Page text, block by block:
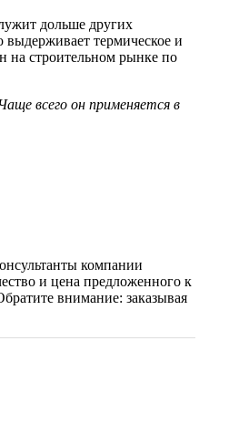
дольше других
термическое и
на строительном рынке по
всего он применяется в
компании
и цена предложенного к
внимание: заказывая